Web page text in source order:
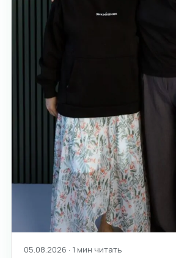
05.08.2026 · 1 мин читать